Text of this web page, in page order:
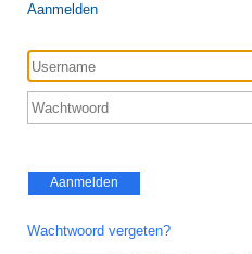
Aanmelden
Aanmelden
Wachtwoord vergeten?